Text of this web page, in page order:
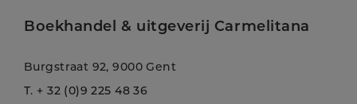
Boekhandel & uitgeverij Carmelitana
Burgstraat 92, 9000 Gent
T. + 32 (0)9 225 48 36